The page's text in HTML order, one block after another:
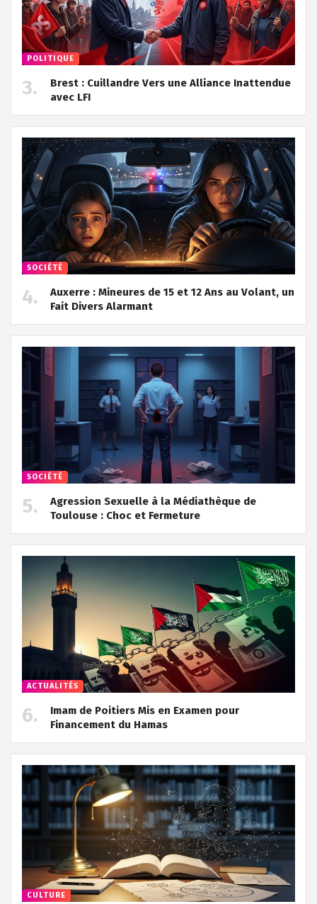
POLITIQUE
Brest : Cuillandre Vers une Alliance Inattendue
avec LFI
SOCIÉTÉ
Auxerre : Mineures de 15 et 12 Ans au Volant, un
Fait Divers Alarmant
SOCIÉTÉ
Agression Sexuelle à la Médiathèque de
Toulouse : Choc et Fermeture
ACTUALITÉS
Imam de Poitiers Mis en Examen pour
Financement du Hamas
CULTURE